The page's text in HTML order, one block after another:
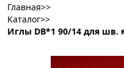
Главная>>
Каталог>>
Иглы DB*1 90/14 для